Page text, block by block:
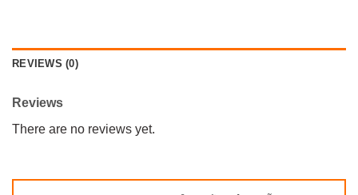
REVIEWS (0)
Reviews
There are no reviews yet.